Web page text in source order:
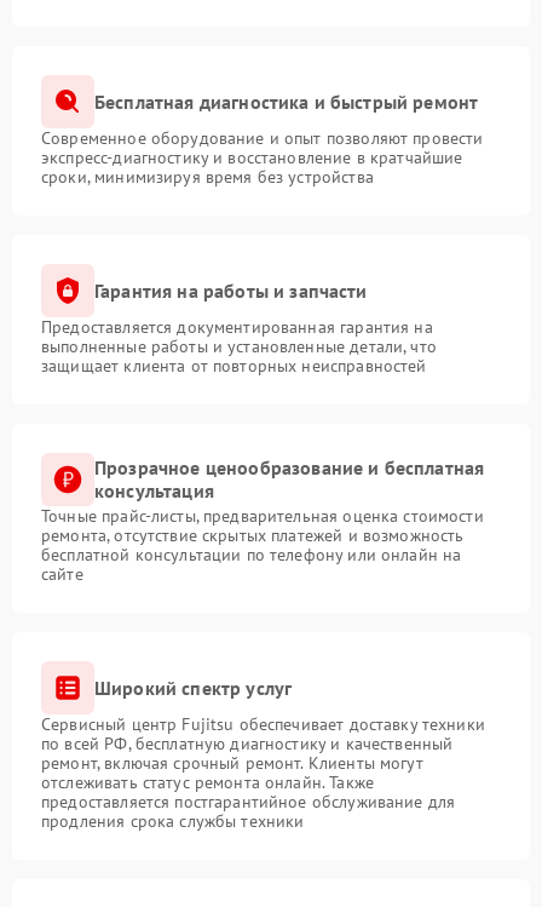
Бесплатная диагностика и быстрый ремонт
Современное оборудование и опыт позволяют провести
экспресс-диагностику и восстановление в кратчайшие
сроки, минимизируя время без устройства
Гарантия на работы и запчасти
Предоставляется документированная гарантия на
выполненные работы и установленные детали, что
защищает клиента от повторных неисправностей
Прозрачное ценообразование и бесплатная
консультация
Точные прайс-листы, предварительная оценка стоимости
ремонта, отсутствие скрытых платежей и возможность
бесплатной консультации по телефону или онлайн на
сайте
Широкий спектр услуг
Сервисный центр Fujitsu обеспечивает доставку техники
по всей РФ, бесплатную диагностику и качественный
ремонт, включая срочный ремонт. Клиенты могут
отслеживать статус ремонта онлайн. Также
предоставляется постгарантийное обслуживание для
продления срока службы техники